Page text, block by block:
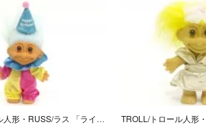
TROLL/トロール人形・RUSS/ラス 「ライトブルー/Ｍ/ハッピバースデー」